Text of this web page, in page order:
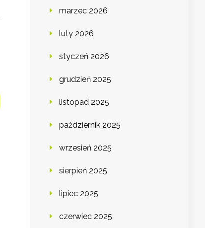
marzec 2026
luty 2026
styczeń 2026
grudzień 2025
listopad 2025
październik 2025
wrzesień 2025
sierpień 2025
lipiec 2025
czerwiec 2025